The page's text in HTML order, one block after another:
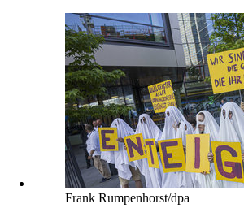
Frank Rumpenhorst/dpa